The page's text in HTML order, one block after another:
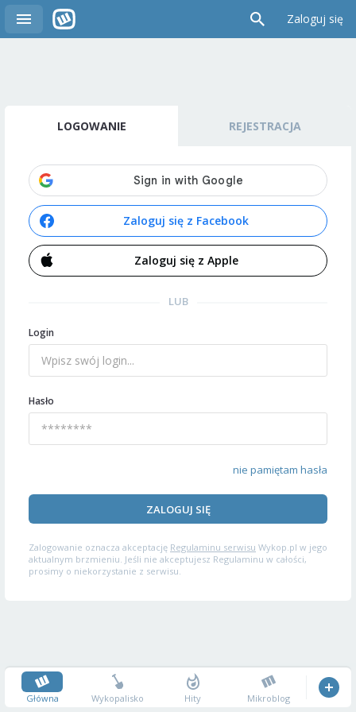
Zaloguj się
LOGOWANIE REJESTRACJA
Zaloguj się z Facebook
Zaloguj się z Apple
LUB
Login
Hasło
nie pamiętam hasła
ZALOGUJ SIĘ
Zalogowanie oznacza akceptację Regulaminu serwisu Wykop.pl w jego
aktualnym brzmieniu. Jeśli nie akceptujesz Regulaminu w całości,
prosimy o niekorzystanie z serwisu.
Główna Wykopalisko Hity Mikroblog